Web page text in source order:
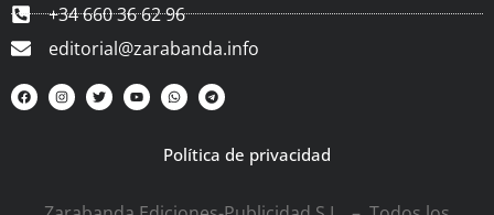
+34 660 36 62 96
editorial@zarabanda.info
Política de privacidad